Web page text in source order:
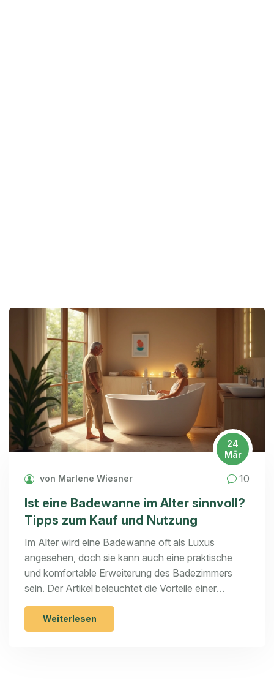
24
Mär
von Marlene Wiesner 10
Ist eine Badewanne im Alter sinnvoll?
Tipps zum Kauf und Nutzung
Im Alter wird eine Badewanne oft als Luxus
angesehen, doch sie kann auch eine praktische
und komfortable Erweiterung des Badezimmers
sein. Der Artikel beleuchtet die Vorteile einer
Badewanne im Alter und gibt Tipps zum Kauf.
Zudem wird auf Sicherheitsaspekte eingegangen,
um einen barrierefreien Zugang zu ermöglichen.
Weiterlesen